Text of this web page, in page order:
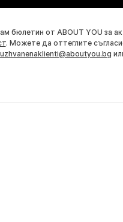
бюлетин от ABOUT YOU за
. Можете да оттеглите